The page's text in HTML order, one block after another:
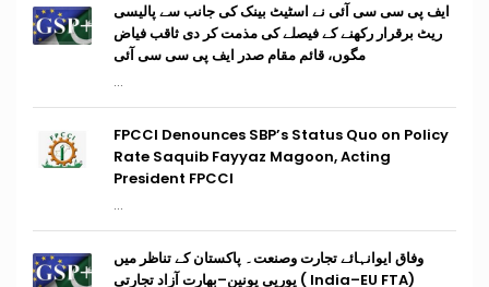
ایف پی سی سی آئی نے اسٹیٹ بینک کی جانب سے پالیسی
ریٹ برقرار رکھنے کے فیصلے کی مذمت کر دی ثاقب فیاض
مگوں، قائم مقام صدر ایف پی سی سی آئی
...
FPCCI Denounces SBP’s Status Quo on Policy
Rate Saquib Fayyaz Magoon, Acting
President FPCCI
...
وفاق ایوانہائے تجارت وصنعت۔ پاکستان کے تناظر میں
(India–EU FTA ) یورپی یونین–بھارت آزاد تجارتی